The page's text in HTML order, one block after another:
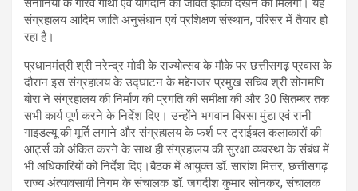
सेनानियों के गौरव गाथा एवं योगदान की जीवंत झांकी देखने को मिलेगी। यह
संग्रहालय आदिम जाति अनुसंधान एवं प्रशिक्षण संस्थान, परिसर में तैयार हो
रहा है।
प्रधानमंत्री श्री नरेन्द्र मोदी के राज्योत्सव के मौके पर छत्तीसगढ़ प्रवास के
दौरान इस संग्रहालय के उद्घाटन के मद्देनजर प्रमुख सचिव श्री सोनमणि
बोरा ने संग्रहालय की निर्माण की प्रगति की समीक्षा की और 30 सितम्बर तक
सभी कार्य पूर्ण करने के निर्देश दिए। उन्होंने भगवान बिरसा मुंडा एवं रानी
गाइडल्यू की मूर्ति लगाने और संग्रहालय के फर्श पर ट्राईबल कलाकारों की
आर्ट्स को अंकित करने के साथ ही संग्रहालय की सुरक्षा व्यवस्था के संबंध में
भी अधिकारियों को निर्देश दिए।बैठक में आयुक्त डॉ. सारांश मित्तर, छत्तीसगढ़
राज्य अंत्यावसायी निगम के संचालक डॉ. जगदीश कुमार सोनकर, संचालक